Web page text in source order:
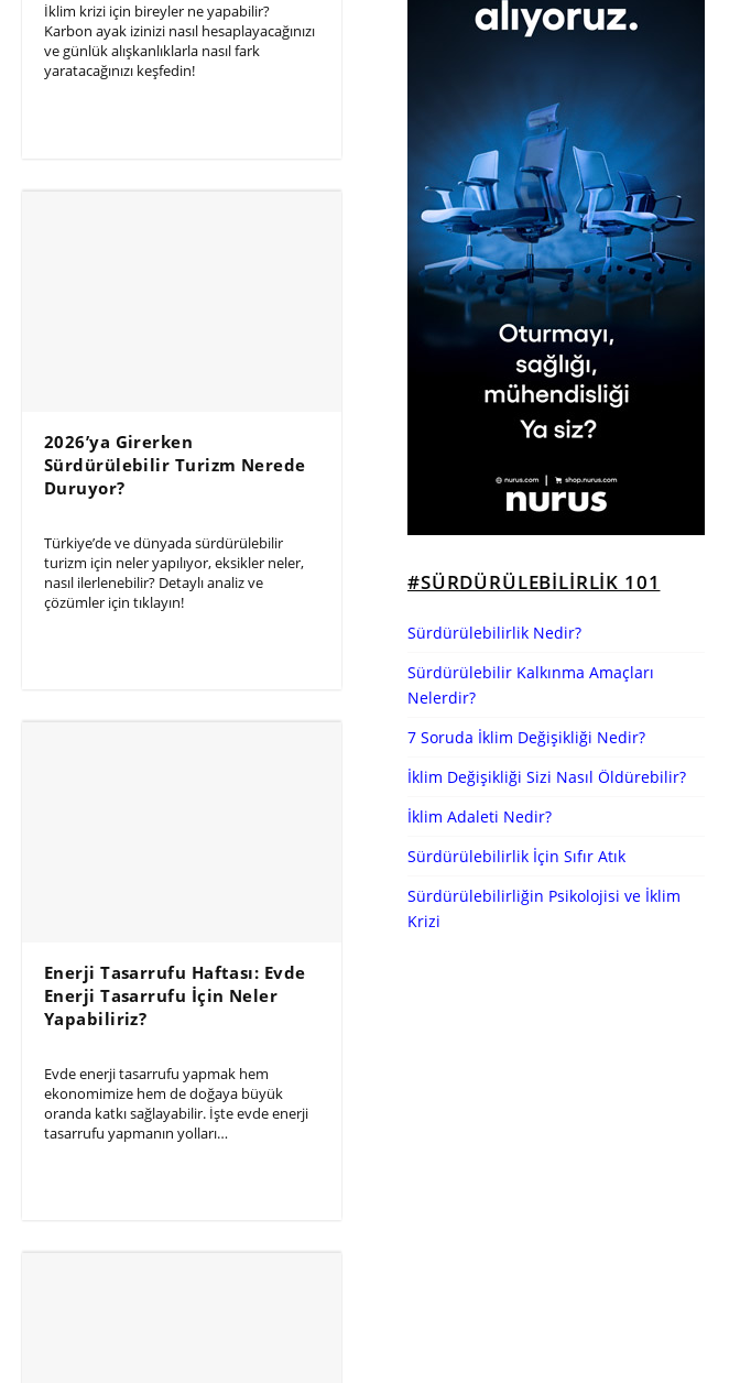
İklim krizi için bireyler ne yapabilir?
Karbon ayak izinizi nasıl hesaplayacağınızı
ve günlük alışkanlıklarla nasıl fark
yaratacağınızı keşfedin!
2026’ya Girerken
Sürdürülebilir Turizm Nerede
Duruyor?
Türkiye’de ve dünyada sürdürülebilir
turizm için neler yapılıyor, eksikler neler,
nasıl ilerlenebilir? Detaylı analiz ve
çözümler için tıklayın!
Enerji Tasarrufu Haftası: Evde
Enerji Tasarrufu İçin Neler
Yapabiliriz?
Evde enerji tasarrufu yapmak hem
ekonomimize hem de doğaya büyük
oranda katkı sağlayabilir. İşte evde enerji
tasarrufu yapmanın yolları…
#SÜRDÜRÜLEBILIRLIK 101
Sürdürülebilirlik Nedir?
Sürdürülebilir Kalkınma Amaçları
Nelerdir?
7 Soruda İklim Değişikliği Nedir?
İklim Değişikliği Sizi Nasıl Öldürebilir?
İklim Adaleti Nedir?
Sürdürülebilirlik İçin Sıfır Atık
Sürdürülebilirliğin Psikolojisi ve İklim
Krizi